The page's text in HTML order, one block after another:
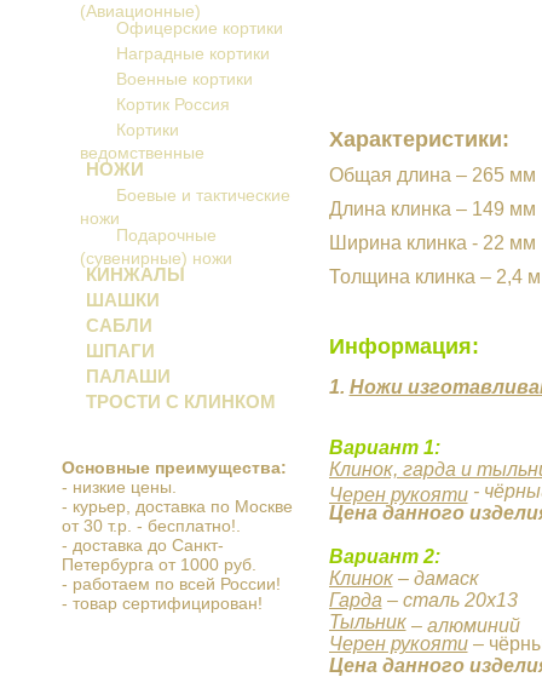
(Авиационные)
Офицерские кортики
Наградные кортики
Военные кортики
Кортик Россия
Кортики
ведомственные
НОЖИ
Боевые и тактические
ножи
Подарочные
(сувенирные) ножи
КИНЖАЛЫ
ШАШКИ
САБЛИ
ШПАГИ
ПАЛАШИ
ТРОСТИ С КЛИНКОМ
Основные преимущества:
- низкие цены.
- курьер, доставка по Москве
от 30 т.р. - бесплатно!.
- доставка до Санкт-
Петербурга от 1000 руб.
- работаем по всей России!
- товар сертифицирован!
Характеристики:
Общая длина – 265 мм
Длина клинка – 149 мм
Ширина клинка - 22 мм
Толщина клинка – 2,4
Информация:
1. Ножи
Вариант 1:
Клинок, гарда и
Черен рукояти-
Цена данного
Вариант 2:
Клинок– дамаск
Гарда – сталь 20х13
Тыльник– алюминий
Черен рукояти–
Цена данного